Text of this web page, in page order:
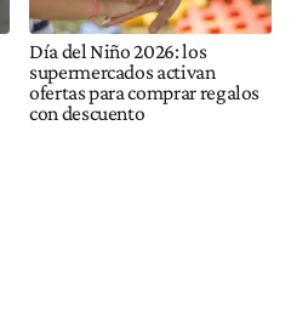
Día del Niño 2026: los
supermercados activan
ofertas para comprar regalos
con descuento